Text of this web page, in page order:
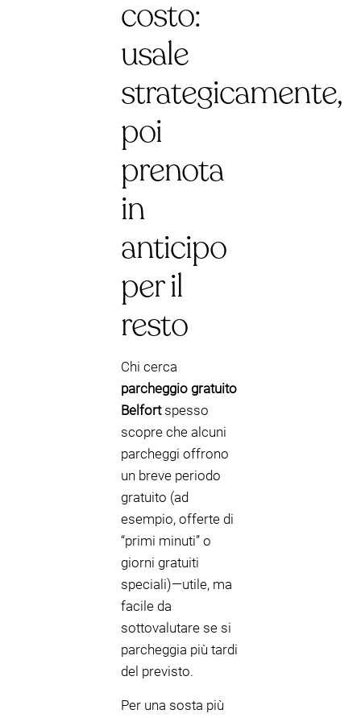
costo:
usale
strategicamente,
poi
prenota
in
anticipo
per il
resto
Chi cerca
parcheggio gratuito
Belfortspesso
scopre che alcuni
parcheggi offrono
un breve periodo
gratuito (ad
esempio, offerte di
“primi minuti” o
giorni gratuiti
speciali)—utile, ma
facile da
sottovalutare se si
parcheggia più tardi
del previsto.
Per una sosta più